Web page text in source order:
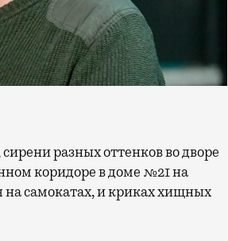
коридоре в доме №21 на
самокатах, и криках хищных